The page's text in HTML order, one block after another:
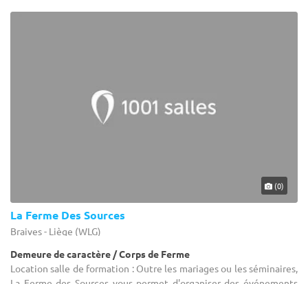
(0)
La Ferme Des Sources
Braives - Liège (WLG)
Demeure de caractère / Corps de Ferme
Location salle de formation : Outre les mariages ou les séminaires,